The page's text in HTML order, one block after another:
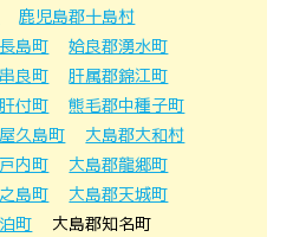
鹿児島郡十島村
島町
姶良郡湧水町
良町
肝属郡錦江町
付町
熊毛郡中種子町
久島町
大島郡大和村
内町
大島郡龍郷町
島町
大島郡天城町
町
大島郡知名町